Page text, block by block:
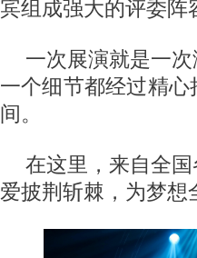
宾组成强大的评委
一次展演就是一
一个细节都经过精
间。
在这里，来自全
爱披荆斩棘，为梦想